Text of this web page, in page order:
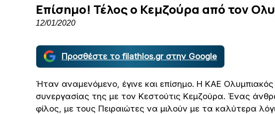
Επίσημο! Τέλος ο Κεμζούρα από τον
12/01/2020
Προσθέστε το filathlos.gr στην Google
Ήταν αναμενόμενο, έγινε και επίσημο. Η ΚΑΕ
συνεργασίας της με τον Κεστούτις Κεμζούρα. Ένας
φίλος, με τους Πειραιώτες να μιλούν με τα καλύτερα